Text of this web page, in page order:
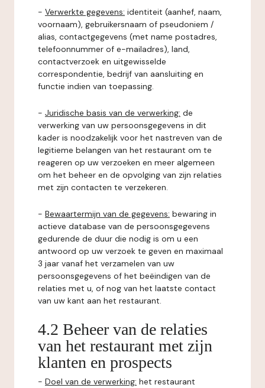
- Verwerkte gegevens: identiteit (aanhef, naam,
voornaam), gebruikersnaam of pseudoniem /
alias, contactgegevens (met name postadres,
telefoonnummer of e-mailadres), land,
contactverzoek en uitgewisselde
correspondentie, bedrijf van aansluiting en
functie indien van toepassing.
- Juridische basis van de verwerking: de
verwerking van uw persoonsgegevens in dit
kader is noodzakelijk voor het nastreven van de
legitieme belangen van het restaurant om te
reageren op uw verzoeken en meer algemeen
om het beheer en de opvolging van zijn relaties
met zijn contacten te verzekeren.
- Bewaartermijn van de gegevens: bewaring in
actieve database van de persoonsgegevens
gedurende de duur die nodig is om u een
antwoord op uw verzoek te geven en maximaal
3 jaar vanaf het verzamelen van uw
persoonsgegevens of het beëindigen van de
relaties met u, of nog van het laatste contact
van uw kant aan het restaurant.
4.2 Beheer van de relaties
van het restaurant met zijn
klanten en prospects
- Doel van de verwerking: het restaurant